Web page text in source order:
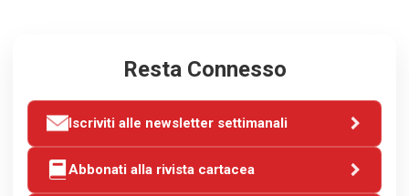
Resta Connesso
Iscriviti alle newsletter settimanali
Abbonati alla rivista cartacea